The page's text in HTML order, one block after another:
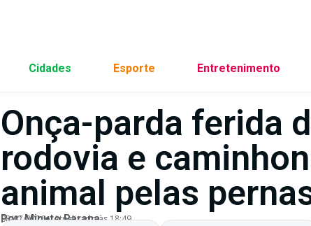
Cidades Esporte Entretenimento
Onça-parda ferida
rodovia e
animal pelas
Por:Minuto Parana
08/07/2026 Atualizado às 18:49